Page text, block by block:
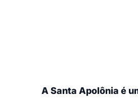
A Santa Apolônia é